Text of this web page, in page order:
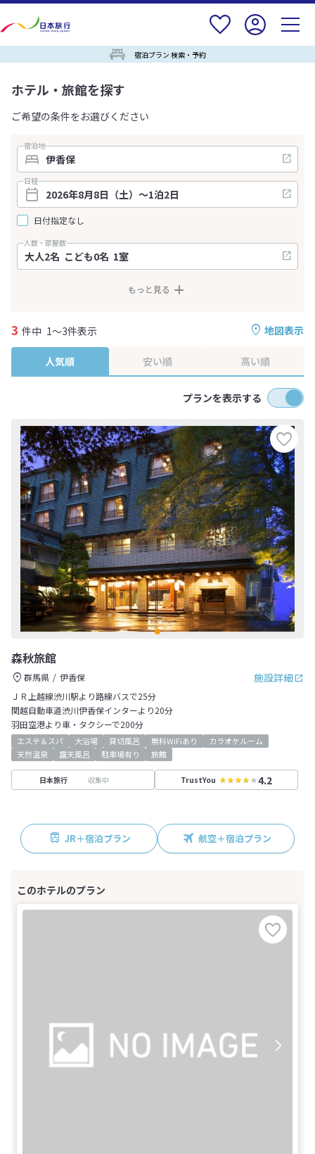
宿泊プラン 検索・予約
ホテル・旅館を探す
ご希望の条件をお選びください
宿泊地
日程
日付指定なし
人数・部屋数
もっと見る
地図表示
3 件中 1～3件表示
人気順 安い順 高い順
プランを表示する
森秋旅館
施設詳細
群馬県
伊香保
ＪＲ上越線渋川駅より路線バスで25分
関越自動車道渋川伊香保インターより20分
羽田空港より車・タクシーで200分
エステ＆スパ 大浴場 貸切風呂 無料WiFiあり
カラオケルーム
天然温泉
露天風呂 駐車場有り 旅館
日本旅行 収集中 TrustYou 4.2
JR＋宿泊プラン 航空＋宿泊プラン